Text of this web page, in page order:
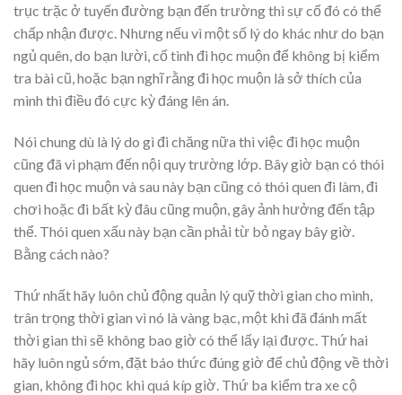
trục trặc ở tuyến đường bạn đến trường thì sự cố đó có thể
chấp nhận được. Nhưng nếu vì một số lý do khác như do bạn
ngủ quên, do bạn lười, cố tình đi học muộn để không bị kiểm
tra bài cũ, hoặc bạn nghĩ rằng đi học muộn là sở thích của
mình thì điều đó cực kỳ đáng lên án.
Nói chung dù là lý do gì đi chăng nữa thì việc đi học muộn
cũng đã vi phạm đến nội quy trường lớp. Bây giờ bạn có thói
quen đi học muộn và sau này bạn cũng có thói quen đi làm, đi
chơi hoặc đi bất kỳ đâu cũng muộn, gây ảnh hưởng đến tập
thể. Thói quen xấu này bạn cần phải từ bỏ ngay bây giờ.
Bằng cách nào?
Thứ nhất hãy luôn chủ động quản lý quỹ thời gian cho mình,
trân trọng thời gian vì nó là vàng bạc, một khi đã đánh mất
thời gian thì sẽ không bao giờ có thể lấy lại được. Thứ hai
hãy luôn ngủ sớm, đặt báo thức đúng giờ để chủ động về thời
gian, không đi học khi quá kíp giờ. Thứ ba kiểm tra xe cộ